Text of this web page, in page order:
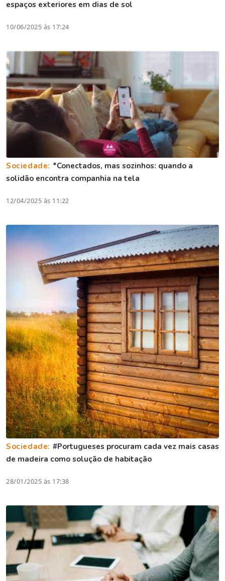
espaços exteriores em dias de sol
10/06/2025 às 17:24
Sociedade: *Conectados, mas sozinhos: quando a
solidão encontra companhia na tela
12/04/2025 às 11:22
Sociedade: #Portugueses procuram cada vez mais casas
de madeira como solução de habitação
28/01/2025 às 17:38